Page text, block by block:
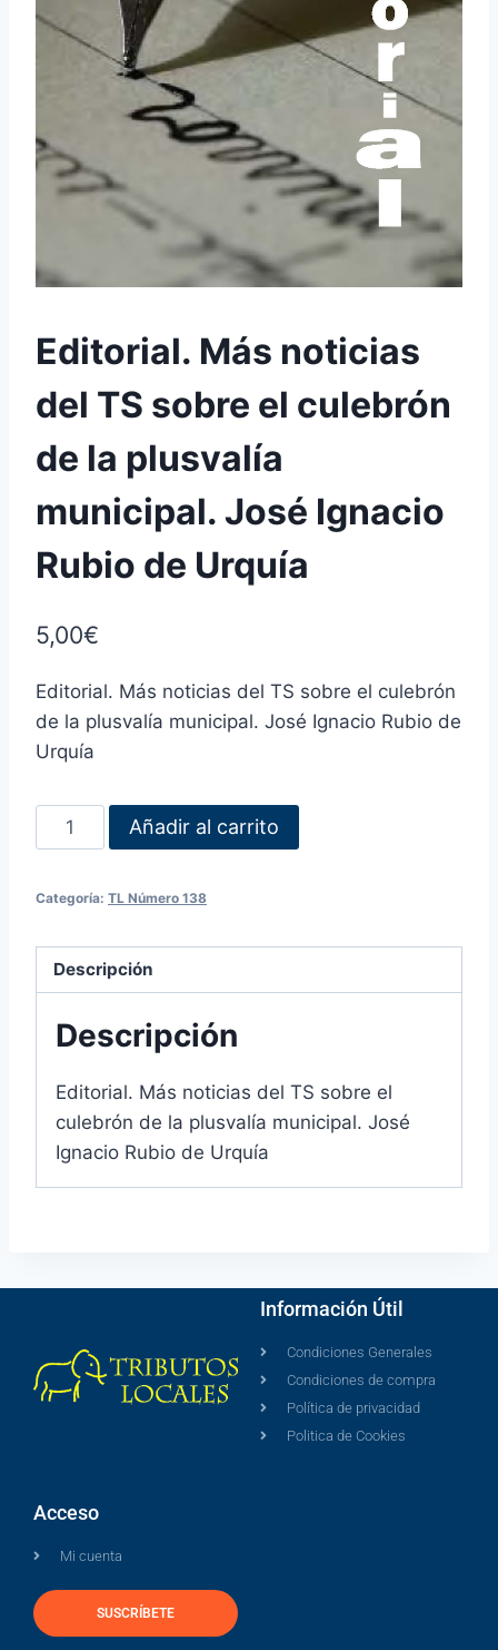
Editorial. Más noticias
del TS sobre el culebrón
de la plusvalía
municipal. José Ignacio
Rubio de Urquía
5,00€
Editorial. Más noticias del TS sobre el culebrón
de la plusvalía municipal. José Ignacio Rubio de
Urquía
Añadir al carrito
Categoría: TL Número 138
Descripción
Descripción
Editorial. Más noticias del TS sobre el
culebrón de la plusvalía municipal. José
Ignacio Rubio de Urquía
Información Útil
Condiciones Generales
Condiciones de compra
Política de privacidad
Politica de Cookies
Acceso
Mi cuenta
SUSCRÍBETE